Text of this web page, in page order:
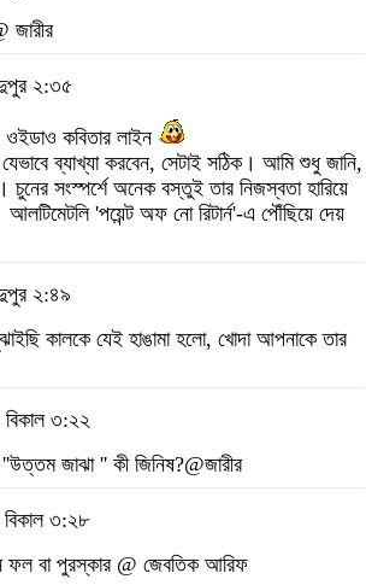
জারীর
২:৩৫
ওইডাও কবিতার লাইন
ব্যাখ্যা করবেন, সেটাই সঠিক। আমি শুধু জানি,
চুনের সংস্পর্শে অনেক বস্তুই তার নিজস্বতা হারিয়ে
'পয়েন্ট অফ নো রিটার্ন'-এ পৌঁছিয়ে দেয়
২:৪৯
কালকে যেই হাঙামা হলো, খোদা আপনাকে তার
৩:২২
জাঝা '' কী জিনিষ?@জারীর
৩:২৮
ফল বা পুরস্কার @ জেবতিক আরিফ